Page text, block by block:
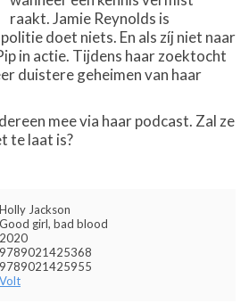
raakt. Jamie Reynolds is
doet niets. En als zíj niet naar
in actie. Tijdens haar zoektocht
duistere geheimen van haar
mee via haar podcast. Zal ze
te laat is?
Holly Jackson
Good girl, bad blood
2020
9789021425368
9789021425955
Volt